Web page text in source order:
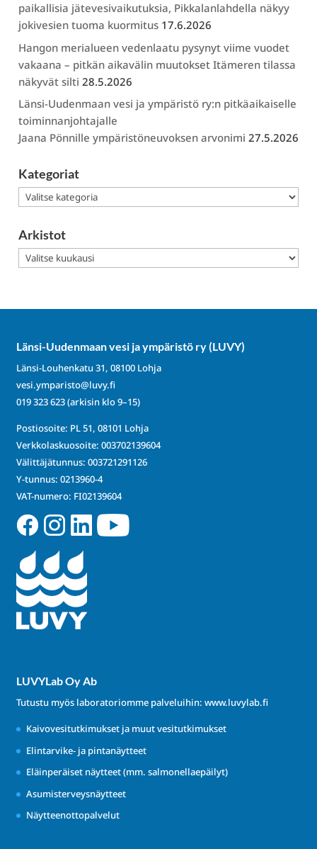
paikallisia jätevesivaikutuksia, Pikkalanlahdella näkyy
jokivesien tuoma kuormitus 17.6.2026
Hangon merialueen vedenlaatu pysynyt viime vuodet
vakaana – pitkän aikavälin muutokset Itämeren tilassa
näkyvät silti 28.5.2026
Länsi-Uudenmaan vesi ja ympäristö ry:n pitkäaikaiselle
toiminnanjohtajalle
Jaana Pönnille ympäristöneuvoksen arvonimi 27.5.2026
Kategoriat
Kategoriat
Arkistot
Arkistot
Länsi-Uudenmaan vesi ja ympäristö ry (LUVY)
Länsi-Louhenkatu 31, 08100 Lohja
vesi.ymparisto@luvy.fi
019 323 623(arkisin klo 9–15)
Postiosoite: PL 51, 08101 Lohja
Verkkolaskuosoite: 003702139604
Välittäjätunnus: 003721291126
Y-tunnus: 0213960-4
VAT-numero: FI02139604
LUVYLab Oy Ab
Tutustu myös laboratoriomme palveluihin: www.luvylab.fi
Kaivovesitutkimukset ja muut vesitutkimukset
Elintarvike- ja pintanäytteet
Eläinperäiset näytteet (mm. salmonellaepäilyt)
Asumisterveysnäytteet
Näytteenottopalvelut